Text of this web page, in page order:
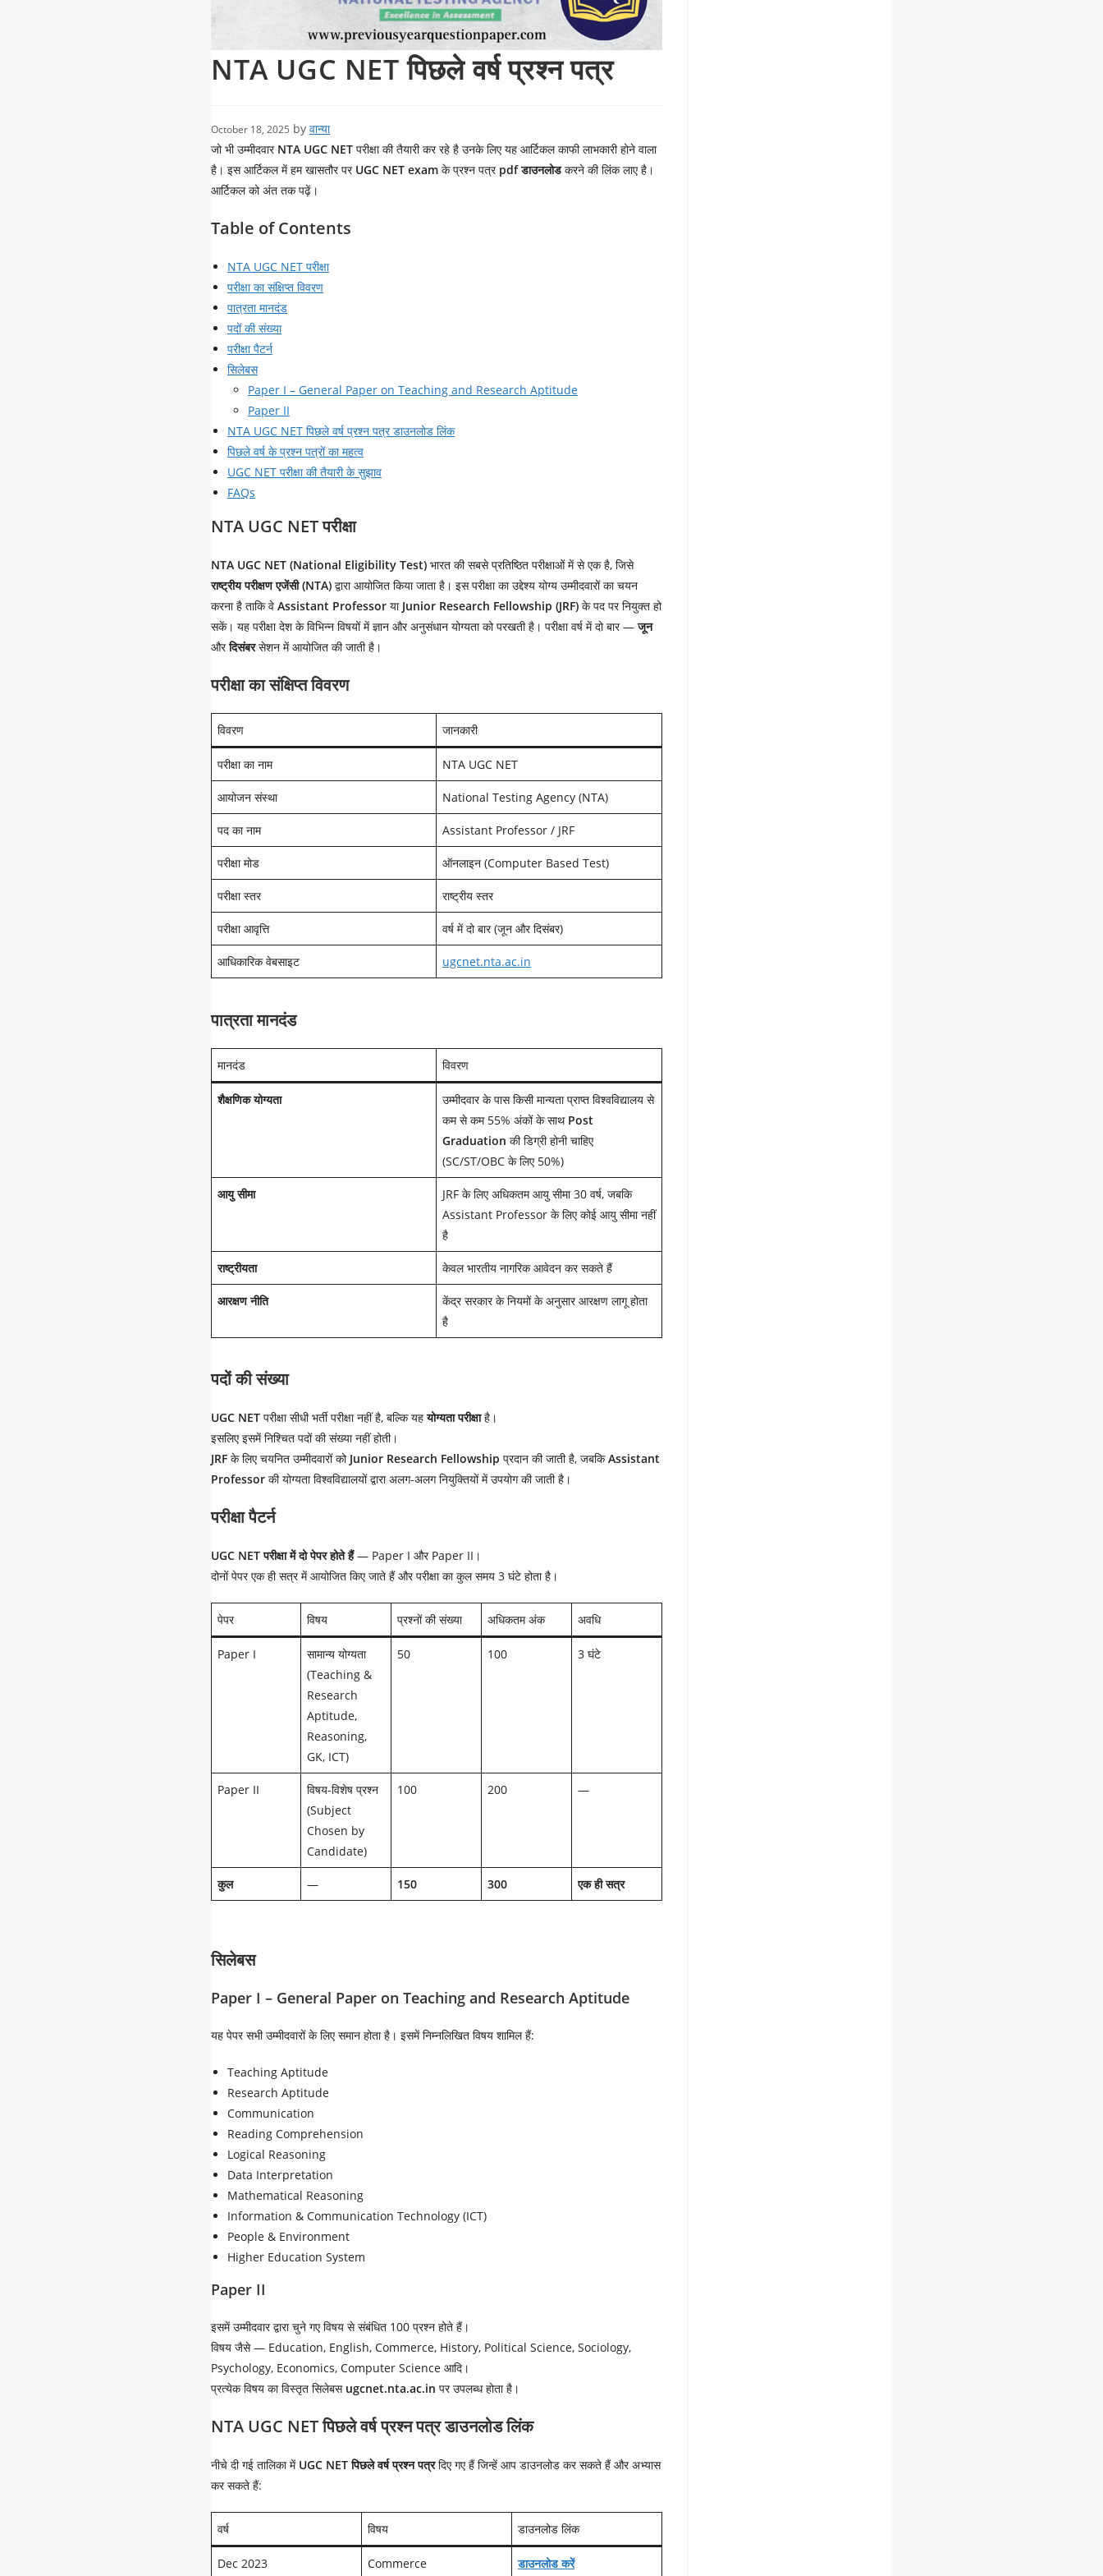
NTA UGC NET पिछले वर्ष प्रश्न पत्र
October 18, 2025 by वान्या
जो भी उम्मीदवार NTA UGC NET परीक्षा की तैयारी कर रहे है उनके लिए यह आर्टिकल काफी लाभकारी होने वाला
है। इस आर्टिकल में हम खासतौर पर UGC NET exam के प्रश्न पत्र pdf डाउनलोडकरने की लिंक लाए है।
आर्टिकल को अंत तक पढ़ें।
Table of Contents
NTA UGC NET परीक्षा
परीक्षा का संक्षिप्त विवरण
पात्रता मानदंड
पदों की संख्या
परीक्षा पैटर्न
सिलेबस
Paper I – General Paper on Teaching and Research Aptitude
Paper II
NTA UGC NET पिछले वर्ष प्रश्न पत्र डाउनलोड लिंक
पिछले वर्ष के प्रश्न पत्रों का महत्व
UGC NET परीक्षा की तैयारी के सुझाव
FAQs
NTA UGC NET परीक्षा
NTA UGC NET (National Eligibility Test) भारत की सबसे प्रतिष्ठित परीक्षाओं में से एक है, जिसे
राष्ट्रीय परीक्षण एजेंसी (NTA) द्वारा आयोजित किया जाता है। इस परीक्षा का उद्देश्य योग्य उम्मीदवारों का चयन
करना है ताकि वे Assistant Professor या Junior Research Fellowship (JRF) के पद पर नियुक्त हो
सकें। यह परीक्षा देश के विभिन्न विषयों में ज्ञान और अनुसंधान योग्यता को परखती है। परीक्षा वर्ष में दो बार —जून
औरदिसंबरसेशन में आयोजित की जाती है।
परीक्षा का संक्षिप्त विवरण
विवरण जानकारी
परीक्षा का नाम NTA UGC NET
आयोजन संस्था National Testing Agency (NTA)
पद का नाम Assistant Professor / JRF
परीक्षा मोड ऑनलाइन (Computer Based Test)
परीक्षा स्तर राष्ट्रीय स्तर
परीक्षा आवृत्ति वर्ष में दो बार (जून और दिसंबर)
आधिकारिक वेबसाइट ugcnet.nta.ac.in
पात्रता मानदंड
मानदंड विवरण
शैक्षणिक योग्यता
उम्मीदवार के पास किसी मान्यता प्राप्त विश्वविद्यालय से
कम से कम 55% अंकों के साथ Post
Graduation की डिग्री होनी चाहिए
(SC/ST/OBC के लिए 50%)
आयु सीमा
JRF के लिए अधिकतम आयु सीमा 30 वर्ष, जबकि
Assistant Professor के लिए कोई आयु सीमा नहीं
है
राष्ट्रीयता केवल भारतीय नागरिक आवेदन कर सकते हैं
आरक्षण नीति
केंद्र सरकार के नियमों के अनुसार आरक्षण लागू होता
है
पदों की संख्या
UGC NET परीक्षा सीधी भर्ती परीक्षा नहीं है, बल्कि यहयोग्यता परीक्षाहै।
इसलिए इसमें निश्चित पदों की संख्या नहीं होती।
JRF के लिए चयनित उम्मीदवारों को Junior Research Fellowship प्रदान की जाती है, जबकिAssistant
Professor की योग्यता विश्वविद्यालयों द्वारा अलग-अलग नियुक्तियों में उपयोग की जाती है।
परीक्षापैटर्न
UGC NET परीक्षा में दो पेपर होते हैं— Paper I और Paper II।
दोनों पेपर एक ही सत्र में आयोजित किए जाते हैं और परीक्षा का कुल समय 3 घंटे होता है।
पेपर विषय प्रश्नों की संख्या अधिकतम अंक अवधि
Paper I
सामान्य योग्यता
(Teaching &
Research
Aptitude,
Reasoning,
GK, ICT)
50 100 3 घंटे
Paper II
विषय-विशेष प्रश्न
(Subject
Chosen by
Candidate)
100 200 —
कुल — 150 300 एक ही सत्र
सिलेबस
Paper I – General Paper on Teaching and Research Aptitude
यह पेपर सभी उम्मीदवारों के लिए समान होता है। इसमें निम्नलिखित विषय शामिल हैं:
Teaching Aptitude
Research Aptitude
Communication
Reading Comprehension
Logical Reasoning
Data Interpretation
Mathematical Reasoning
Information & Communication Technology (ICT)
People & Environment
Higher Education System
Paper II
इसमें उम्मीदवार द्वारा चुने गए विषय से संबंधित 100 प्रश्न होते हैं।
विषय जैसे — Education, English, Commerce, History, Political Science, Sociology,
Psychology, Economics, Computer Science आदि।
प्रत्येक विषय का विस्तृत सिलेबस ugcnet.nta.ac.in पर उपलब्ध होता है।
NTA UGC NETपिछले वर्ष प्रश्न पत्र डाउनलोड लिंक
नीचे दी गई तालिका में UGC NET पिछले वर्ष प्रश्न पत्रदिए गए हैं जिन्हें आप डाउनलोड कर सकते हैं और अभ्यास
कर सकते हैं:
वर्ष विषय डाउनलोड लिंक
Dec 2023 Commerce डाउनलोड करें